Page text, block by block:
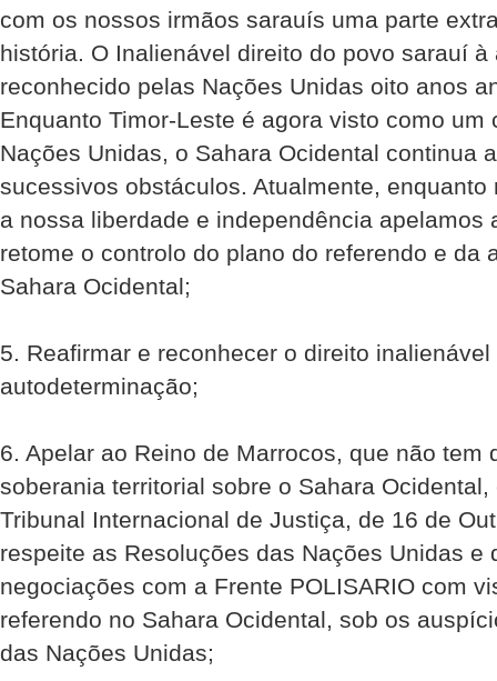
com os nossos irmãos sarauís uma parte
história. O Inalienável direito do povo sarauí
reconhecido pelas Nações Unidas oito anos
Enquanto Timor-Leste é agora visto como um
Nações Unidas, o Sahara Ocidental continua
sucessivos obstáculos. Atualmente,
a nossa liberdade e independência apelamos
retome o controlo do plano do referendo e da
Sahara Ocidental;
5. Reafirmar e reconhecer o direito
autodeterminação;
6. Apelar ao Reino de Marrocos, que não tem
soberania territorial sobre o Sahara
Tribunal Internacional de Justiça, de 16 de
respeite as Resoluções das Nações Unidas e
negociações com a Frente POLISARIO com
referendo no Sahara Ocidental, sob os
das Nações Unidas;